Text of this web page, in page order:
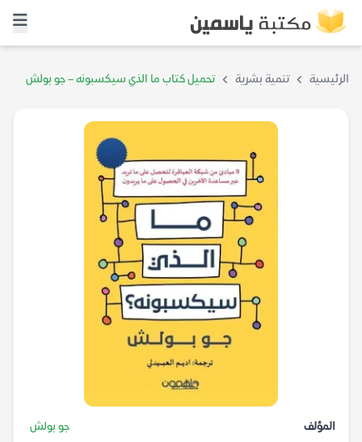
الرئيسية تنمية بشرية تحميل كتاب ما الذي سيكسبونه – جو بولش
المؤلف
جو بولش